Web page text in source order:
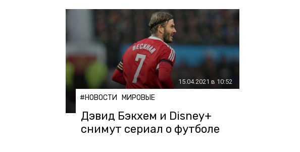
15.04.2021 в 10:52
#НОВОСТИ МИРОВЫЕ
Дэвид Бэкхем и Disney+
снимут сериал о футболе